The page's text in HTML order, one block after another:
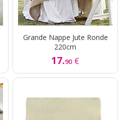
Grande Nappe Jute Ronde
220cm
17.90 €